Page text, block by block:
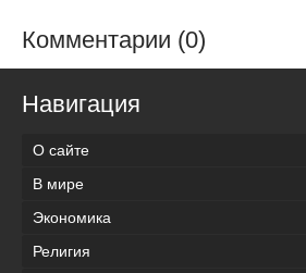
Комментарии (0)
Навигация
О сайте
В мире
Экономика
Религия